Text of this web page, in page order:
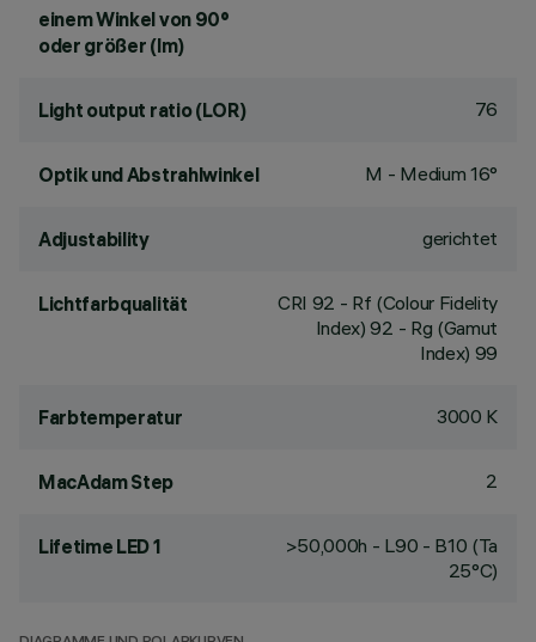
einem Winkel von 90°
oder größer (lm)
Light output ratio (LOR) 76
Optik und Abstrahlwinkel M - Medium 16°
Adjustability gerichtet
Lichtfarbqualität CRI 92 - Rf (Colour Fidelity
Index) 92 - Rg (Gamut
Index) 99
Farbtemperatur 3000 K
MacAdam Step 2
Lifetime LED 1
>50,000h - L90 - B10 (Ta
25°C)